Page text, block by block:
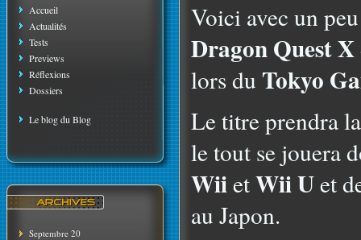
Accueil
Actualités
Tests
Previews
Réflexions
Dossiers
Le blog du Blog
Septembre 20
Voici avec un
Dragon Quest X
lors du Tokyo
Le titre prendra
le tout se jouera
WiietWii Uet
au Japon.